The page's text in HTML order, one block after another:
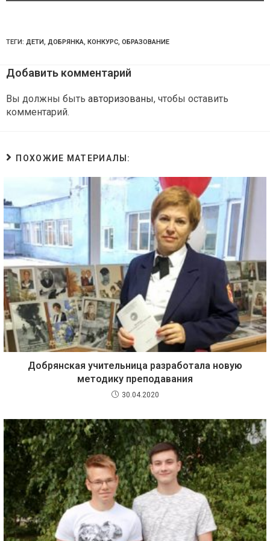
ТЕГИ: ДЕТИ, ДОБРЯНКА, КОНКУРС, ОБРАЗОВАНИЕ
Добавить комментарий
Вы должны быть авторизованы, чтобы оставить
комментарий.
ПОХОЖИЕ МАТЕРИАЛЫ:
Добрянская учительница разработала новую
методику преподавания
30.04.2020